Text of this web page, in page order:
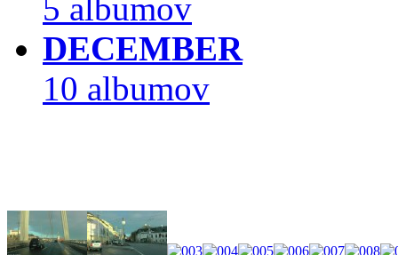
5 albumov
DECEMBER
10 albumov